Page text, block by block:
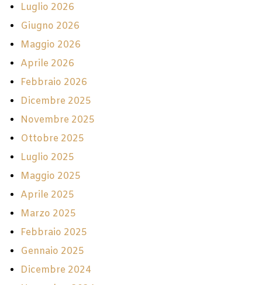
Luglio 2026
Giugno 2026
Maggio 2026
Aprile 2026
Febbraio 2026
Dicembre 2025
Novembre 2025
Ottobre 2025
Luglio 2025
Maggio 2025
Aprile 2025
Marzo 2025
Febbraio 2025
Gennaio 2025
Dicembre 2024